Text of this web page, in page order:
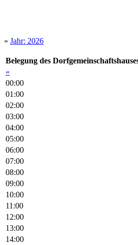
» Jahr: 2026
Belegung des
«
00:00
01:00
02:00
03:00
04:00
05:00
06:00
07:00
08:00
09:00
10:00
11:00
12:00
13:00
14:00